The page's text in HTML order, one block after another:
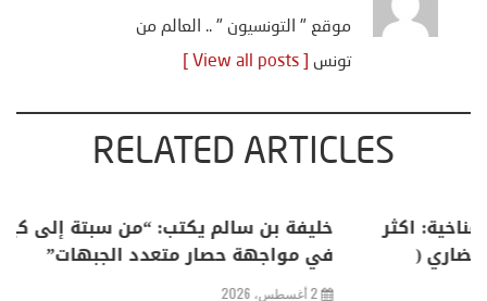
موقع " التونسيون " .. العالم من
تونس
RELATED ARTICLES
منذر بالضيافي يكتب حول: التغيرات المناخية: اكثر
من ظاهرة طبيعية .. تحول اجتماعي وحضاري (
مقاربة سوسيولوجية )